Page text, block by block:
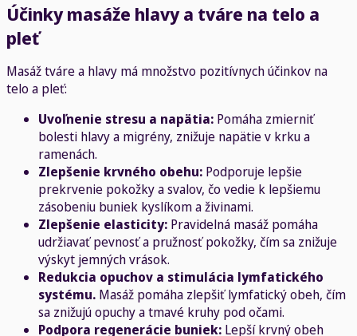
Účinky masáže hlavy a tváre na telo a
pleť
Masáž tváre a hlavy má množstvo pozitívnych účinkov na
telo a pleť:
Uvoľnenie stresu a napätia: Pomáha zmierniť
bolesti hlavy a migrény, znižuje napätie v krku a
ramenách.
Zlepšenie krvného obehu: Podporuje lepšie
prekrvenie pokožky a svalov, čo vedie k lepšiemu
zásobeniu buniek kyslíkom a živinami.
Zlepšenie elasticity: Pravidelná masáž pomáha
udržiavať pevnosť a pružnosť pokožky, čím sa znižuje
výskyt jemných vrások.
Redukcia opuchov a stimulácia lymfatického
systému. Masáž pomáha zlepšiť lymfatický obeh, čím
sa znižujú opuchy a tmavé kruhy pod očami.
Podpora regenerácie buniek: Lepší krvný obeh